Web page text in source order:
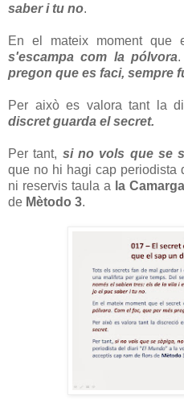
saber i tu no.
En el mateix moment que
s'escampa com la pólvora
pregon que es faci, sempre
Per això es valora tant la
discret guarda el secret.
Per tant, si no vols que se
que no hi hagi cap periodista
ni reservis taula a la Camarga
de Mètodo 3.